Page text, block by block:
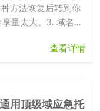
方法恢复后转到你
量太大。3. 域名指
查看详情
用顶级域应急托